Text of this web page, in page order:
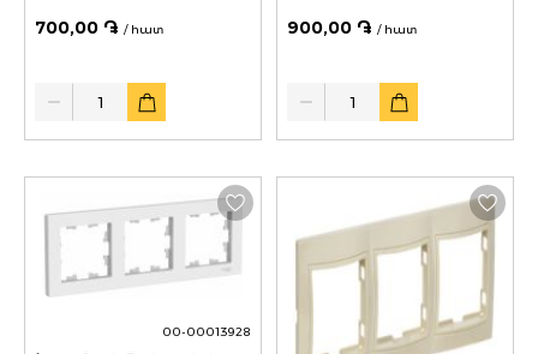
700,00 ֏ / հատ
Quantity
900,00 ֏ / հատ
Quantity
00-00013928